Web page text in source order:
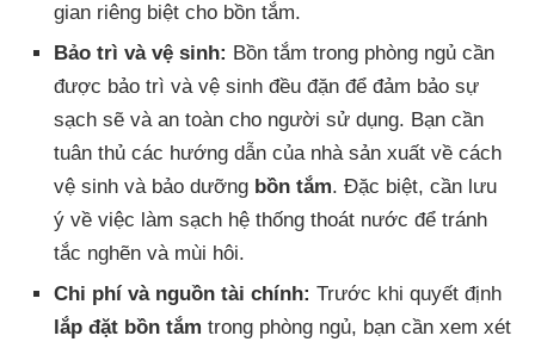
gian riêng biệt cho bồn tắm.
Bảo trì và vệ sinh: Bồn tắm trong phòng ngủ cần
được bảo trì và vệ sinh đều đặn để đảm bảo sự
sạch sẽ và an toàn cho người sử dụng. Bạn cần
tuân thủ các hướng dẫn của nhà sản xuất về cách
vệ sinh và bảo dưỡng bồn tắm. Đặc biệt, cần lưu
ý về việc làm sạch hệ thống thoát nước để tránh
tắc nghẽn và mùi hôi.
Chi phí và nguồn tài chính: Trước khi quyết định
lắp đặt bồn tắm trong phòng ngủ, bạn cần xem xét